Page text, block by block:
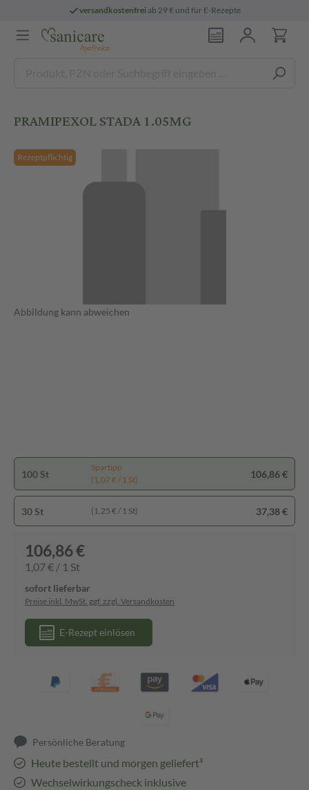
versandkostenfreiab 29 € und für E-Rezepte
PRAMIPEXOL STADA 1.05MG
Rezeptpflichtig
Abbildung kann abweichen
100 St
Spartipp
(1,07 € / 1 St)
106,86 €
30 St (1,25 € / 1 St) 37,38 €
106,86 €
1,07 € / 1 St
sofort lieferbar
Preise inkl. MwSt. ggf. zzgl. Versandkosten
E-Rezept einlösen
Persönliche Beratung
Heute bestellt und morgen geliefert³
Wechselwirkungscheck inklusive